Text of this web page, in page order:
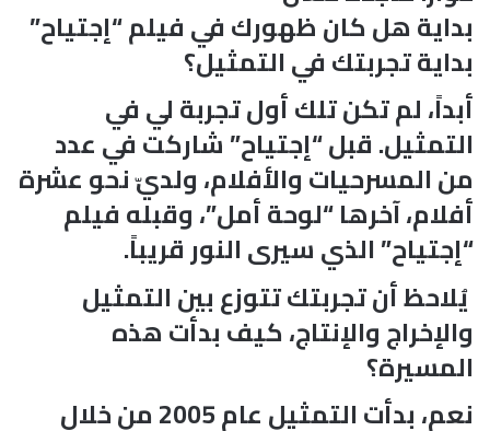
بداية هل كان ظهورك في فيلم “إجتياح”
بداية تجربتك في التمثيل؟
أبداً، لم تكن تلك أول تجربة لي في
التمثيل. قبل “إجتياح” شاركت في عدد
من المسرحيات والأفلام، ولديّ نحو عشرة
أفلام، آخرها “لوحة أمل”، وقبله فيلم
“إجتياح” الذي سيرى النور قريباً.
يُلاحظ أن تجربتك تتوزع بين التمثيل
والإخراج والإنتاج، كيف بدأت هذه
المسيرة؟
نعم، بدأت التمثيل عام 2005 من خلال